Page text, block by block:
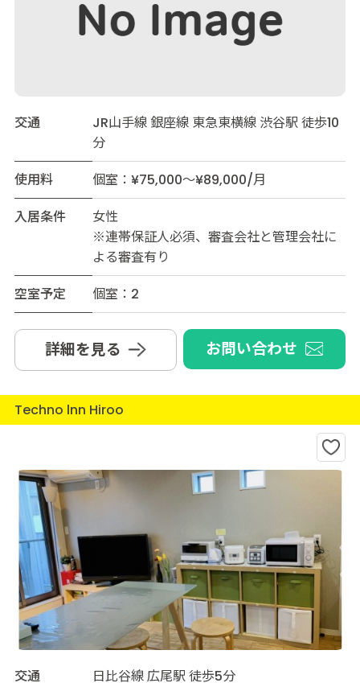
交通
JR山手線 銀座線 東急東横線 渋谷駅 徒歩10
分
使用料
個室：¥75,000～¥89,000/月
入居条件
女性
※連帯保証人必須、審査会社と管理会社に
よる審査有り
空室予定
個室：2
詳細を見る お問い合わせ
Techno lnn Hiroo
交通
日比谷線 広尾駅 徒歩5分